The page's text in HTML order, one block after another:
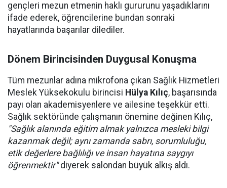
gençleri mezun etmenin haklı gururunu yaşadıklarını
ifade ederek, öğrencilerine bundan sonraki
hayatlarında başarılar dilediler.
Dönem Birincisinden Duygusal Konuşma
Tüm mezunlar adına mikrofona çıkan Sağlık Hizmetleri
Meslek Yüksekokulu birincisi Hülya Kılıç, başarısında
payı olan akademisyenlere ve ailesine teşekkür etti.
Sağlık sektöründe çalışmanın önemine değinen Kılıç,
"Sağlık alanında eğitim almak yalnızca mesleki bilgi
kazanmak değil; aynı zamanda sabrı, sorumluluğu,
etik değerlere bağlılığı ve insan hayatına saygıyı
öğrenmektir"diyerek salondan büyük alkış aldı.